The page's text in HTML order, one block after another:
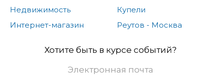
Недвижимость
Интернет-магазин
Купели
Реутов - Москва
Хотите быть в курсе событий?